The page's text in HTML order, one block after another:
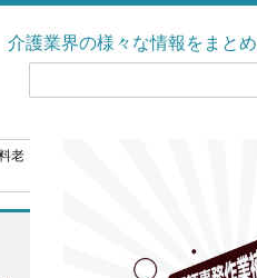
介護業界の様々な情報をまと
老